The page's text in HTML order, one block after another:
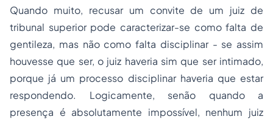
Quando muito, recusar um convite de um juiz de
tribunal superior pode caracterizar-se como falta de
gentileza, mas não como falta disciplinar - se assim
houvesse que ser, o juiz haveria sim que ser intimado,
porque já um processo disciplinar haveria que estar
respondendo. Logicamente, senão quando a
presença é absolutamente impossível, nenhum juiz